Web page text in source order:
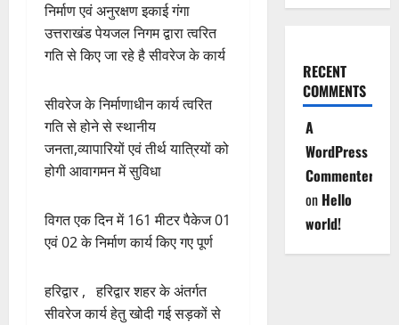
निर्माण एवं अनुरक्षण इकाई गंगा
उत्तराखंड पेयजल निगम द्वारा त्वरित
गति से किए जा रहे है सीवरेज के कार्य
सीवरेज के निर्माणाधीन कार्य त्वरित
गति से होने से स्थानीय
जनता,व्यापारियों एवं तीर्थ यात्रियों को
होगी आवागमन में सुविधा
विगत एक दिन में 161 मीटर पैकेज 01
एवं 02 के निर्माण कार्य किए गए पूर्ण
हरिद्वार , हरिद्वार शहर के अंतर्गत
सीवरेज कार्य हेतु खोदी गई सड़कों से
RECENT
COMMENTS
A
WordPress
Commenter
on Hello
world!